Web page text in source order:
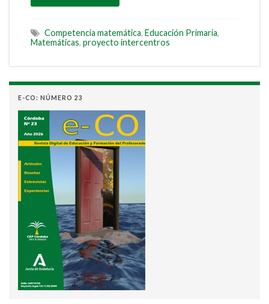
Competencia matemática, Educación Primaria,
Matemáticas, proyecto intercentros
E-CO: NÚMERO 23